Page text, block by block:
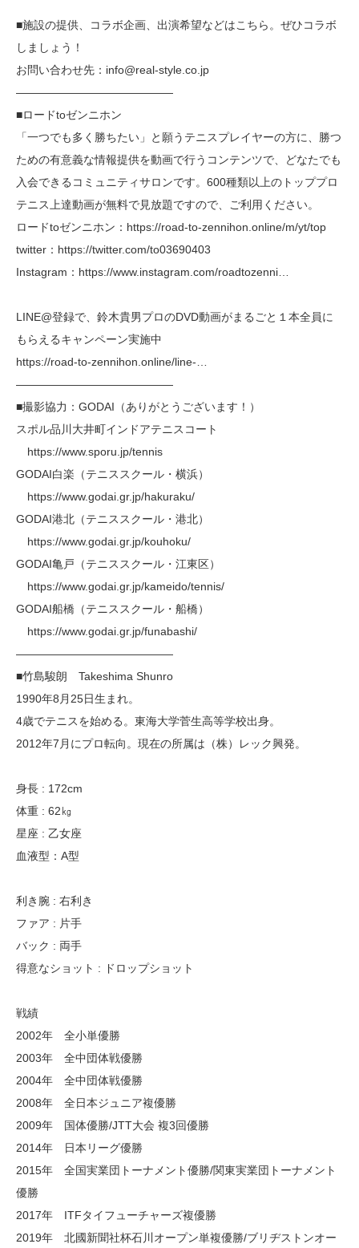
■施設の提供、コラボ企画、出演希望などはこちら。ぜひコラボ
しましょう！
お問い合わせ先：info@real-style.co.jp
——————————————
■ロードtoゼンニホン
「一つでも多く勝ちたい」と願うテニスプレイヤーの方に、勝つ
ための有意義な情報提供を動画で行うコンテンツで、どなたでも
入会できるコミュニティサロンです。600種類以上のトッププロ
テニス上達動画が無料で見放題ですので、ご利用ください。
ロードtoゼンニホン：https://road-to-zennihon.online/m/yt/top
twitter：https://twitter.com/to03690403
Instagram：https://www.instagram.com/roadtozenni…
LINE@登録で、鈴木貴男プロのDVD動画がまるごと１本全員に
もらえるキャンペーン実施中
https://road-to-zennihon.online/line-…
——————————————
■撮影協力：GODAI（ありがとうございます！）
スポル品川大井町インドアテニスコート
https://www.sporu.jp/tennis
GODAI白楽（テニススクール・横浜）
https://www.godai.gr.jp/hakuraku/
GODAI港北（テニススクール・港北）
https://www.godai.gr.jp/kouhoku/
GODAI亀戸（テニススクール・江東区）
https://www.godai.gr.jp/kameido/tennis/
GODAI船橋（テニススクール・船橋）
https://www.godai.gr.jp/funabashi/
——————————————
■竹島駿朗 Takeshima Shunro
1990年8月25日生まれ。
4歳でテニスを始める。東海大学菅生高等学校出身。
2012年7月にプロ転向。現在の所属は（株）レック興発。
身長 : 172cm
体重 : 62㎏
星座 : 乙女座
血液型：A型
利き腕 : 右利き
ファア : 片手
バック : 両手
得意なショット : ドロップショット
戦績
2002年 全小単優勝
2003年 全中団体戦優勝
2004年 全中団体戦優勝
2008年 全日本ジュニア複優勝
2009年 国体優勝/JTT大会 複3回優勝
2014年 日本リーグ優勝
2015年 全国実業団トーナメント優勝/関東実業団トーナメント
優勝
2017年 ITFタイフューチャーズ複優勝
2019年 北國新聞社杯石川オープン単複優勝/ブリヂストンオー